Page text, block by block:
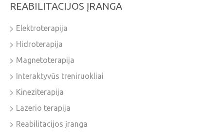
REABILITACIJOS ĮRANGA
Elektroterapija
Hidroterapija
Magnetoterapija
Interaktyvūs treniruokliai
Kineziterapija
Lazerio terapija
Reabilitacijos įranga